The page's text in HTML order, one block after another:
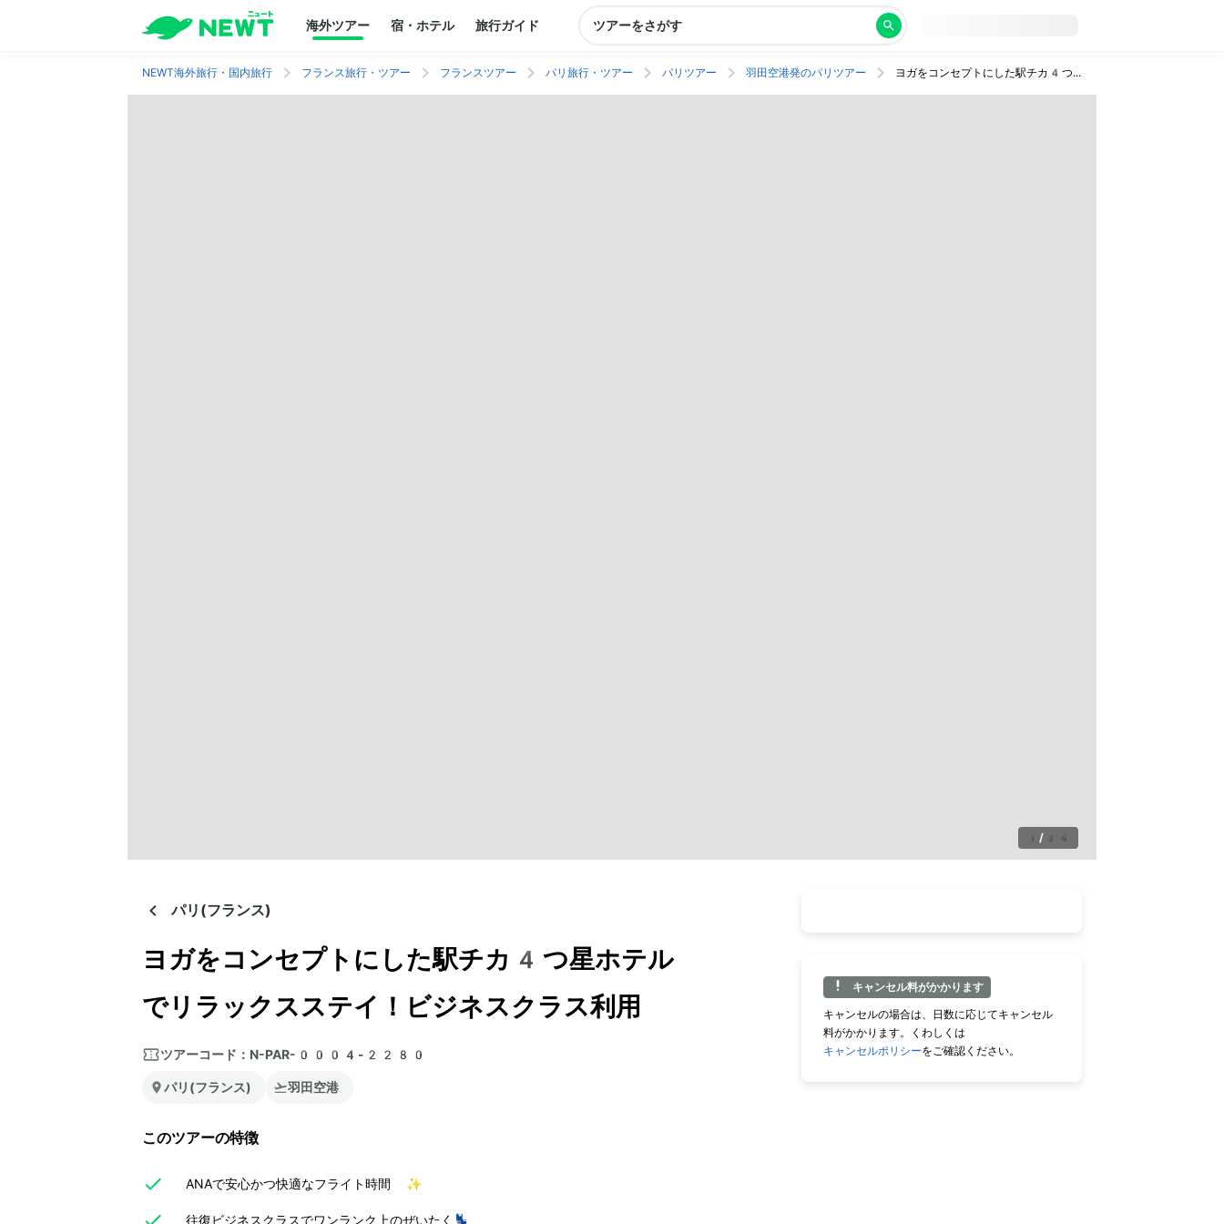
海外ツアー 宿・ホテル 旅行ガイド ツアーをさがす
NEWT海外旅行・国内旅行 フランス旅行・ツアー フランスツアー パリ旅行・ツアー パリツアー 羽田空港発のパリツアー ヨガをコンセプトにした駅チカ4つ星ホテルでリラックスステイ！ビジネスクラス利用
1 / 34
パリ(フランス)
ヨガをコンセプトにした駅チカ4つ星ホテル
でリラックスステイ！ビジネスクラス利用
ツアーコード： N-PAR-0004-2280
パリ(フランス) 羽田空港
このツアーの特徴
ANAで安心かつ快適なフライト時間 ✨
往復ビジネスクラスでワンランク上のぜいたく💺
キャンセル料がかかります
キャンセルの場合は、日数に応じてキャンセル
料がかかります。くわしくは
キャンセルポリシーをご確認ください。